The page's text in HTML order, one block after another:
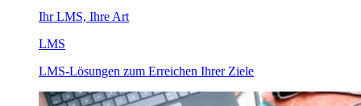
Ihr LMS, Ihre Art
LMS
LMS-Lösungen zum Erreichen Ihrer Ziele